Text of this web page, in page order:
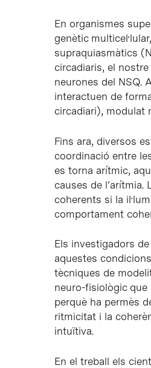
En organismes
genètic
supraquiasmàtics
circadiaris, el
neurones del NSQ.
interactuen de
circadiari), modulat
Fins ara, diversos
coordinació entre
es torna arítmic,
causes de
coherents si la
comportament
Els investigadors
aquestes
tècniques de
neuro-fisiològic
perquè ha permès
ritmicitat i la
intuïtiva.
En el treball els